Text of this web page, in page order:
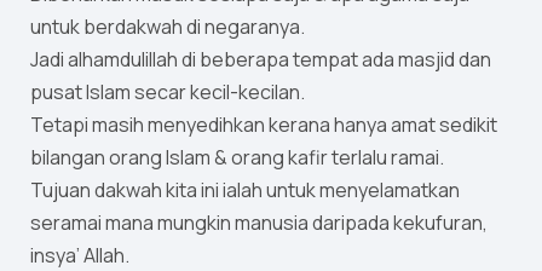
untuk berdakwah di negaranya.
Jadi alhamdulillah di beberapa tempat ada masjid dan
pusat Islam secar kecil-kecilan.
Tetapi masih menyedihkan kerana hanya amat sedikit
bilangan orang Islam & orang kafir terlalu ramai.
Tujuan dakwah kita ini ialah untuk menyelamatkan
seramai mana mungkin manusia daripada kekufuran,
insya’ Allah.